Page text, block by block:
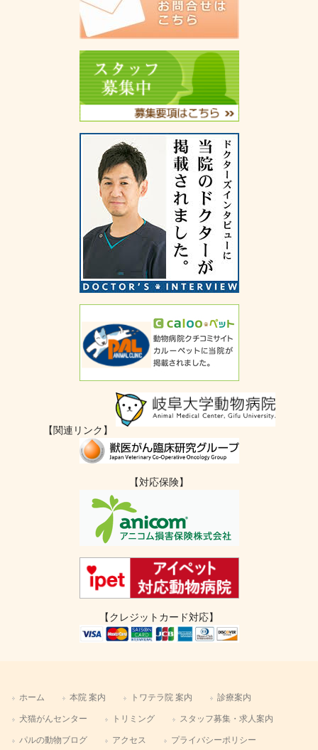
【関連リンク】
【対応保険】
【クレジットカード対応】
ホーム 本院 案内 トワテラ院 案内 診療案内
犬猫がんセンター トリミング スタッフ募集・求人案内
パルの動物ブログ アクセス プライバシーポリシー